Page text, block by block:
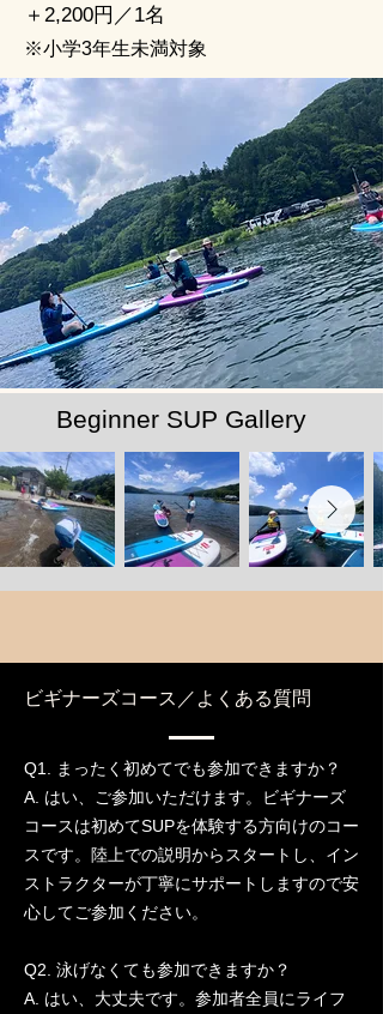
＋2,200円／1名
※小学3年生未満対象
Beginner SUP Gallery
ビギナーズコース／よくある質問
Q1. まったく初めてでも参加できますか？
A. はい、ご参加いただけます。ビギナーズ
コースは初めてSUPを体験する方向けのコー
スです。陸上での説明からスタートし、イン
ストラクターが丁寧にサポートしますので安
心してご参加ください。
Q2. 泳げなくても参加できますか？
A. はい、大丈夫です。参加者全員にライフ